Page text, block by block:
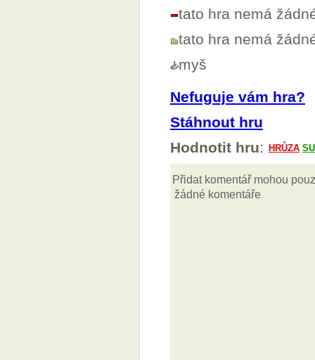
tato hra nemá
tato hra nemá
myš
Nefuguje vám hra?
Stáhnout hru
Hodnotit hru: